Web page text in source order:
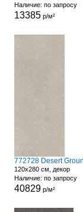
Наличие: по запросу
13385р/м²
120x280 см, декор
Наличие: по запросу
40829р/м²